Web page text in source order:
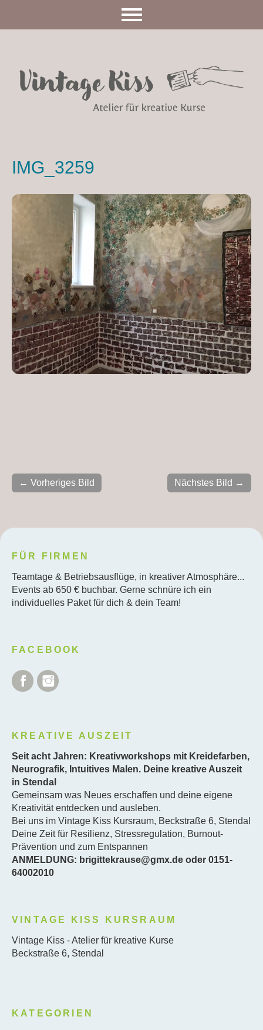
IMG_3259
← Vorheriges Bild Nächstes Bild →
FÜR FIRMEN
Teamtage & Betriebsausflüge, in kreativer Atmosphäre...
Events ab 650 € buchbar. Gerne schnüre ich ein
individuelles Paket für dich & dein Team!
FACEBOOK
Facebook
KREATIVE AUSZEIT
Seit acht Jahren: Kreativworkshops mit Kreidefarben,
Neurografik, Intuitives Malen. Deine kreative Auszeit
in Stendal
Gemeinsam was Neues erschaffen und deine eigene
Kreativität entdecken und ausleben.
Bei uns im Vintage Kiss Kursraum, Beckstraße 6, Stendal
Deine Zeit für Resilienz, Stressregulation, Burnout-
Prävention und zum Entspannen
ANMELDUNG: brigittekrause@gmx.de oder 0151-
64002010
VINTAGE KISS KURSRAUM
Vintage Kiss - Atelier für kreative Kurse
Beckstraße 6, Stendal
KATEGORIEN